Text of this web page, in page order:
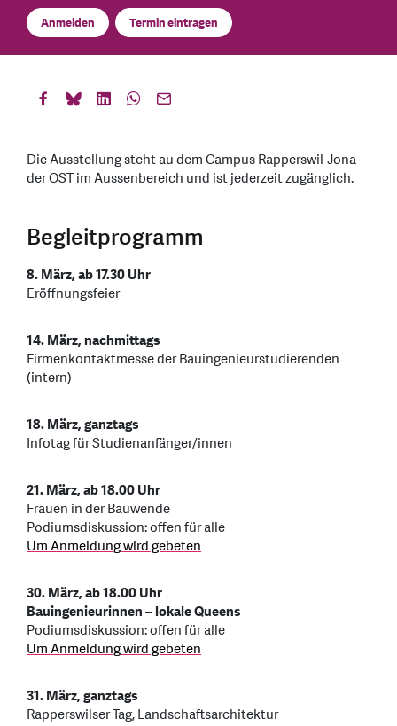
Anmelden Termin eintragen
Die Ausstellung steht au dem Campus Rapperswil-Jona
der OST im Aussenbereich und ist jederzeit zugänglich.
Begleitprogramm
8. März, ab 17.30 Uhr
Eröffnungsfeier
14. März, nachmittags
Firmenkontaktmesse der Bauingenieurstudierenden
(intern)
18. März, ganztags
Infotag für Studienanfänger/innen
21. März, ab 18.00 Uhr
​​​​​​Frauen in der Bauwende
Podiumsdiskussion: offen für alle
Um Anmeldung wird gebeten
30. März, ab 18.00 Uhr
Bauingenieurinnen – lokale Queens
Podiumsdiskussion: offen für alle
Um Anmeldung wird gebeten
31. März, ganztags
Rapperswilser Tag, Landschaftsarchitektur